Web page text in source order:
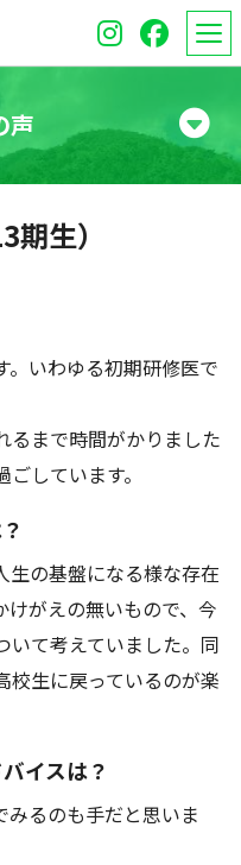
問い合わせ
声
生）
。いわゆる初期研修医で
るまで時間がかりました
しています。
生の基盤になる様な存在
がえの無いもので、今
いて考えていました。同
校生に戻っているのが楽
イスは？
みるのも手だと思いま